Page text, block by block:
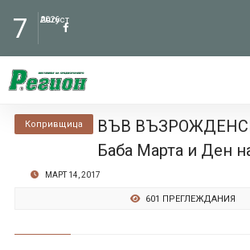
7 Август
2026
Копривщица
ВЪВ
Баба Марта и Ден
МАРТ 14, 2017
601 ПРЕГЛЕЖДАНИЯ